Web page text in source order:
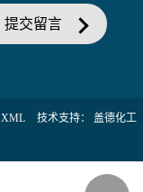
提交留言
XML 技术支持： 盖德化工